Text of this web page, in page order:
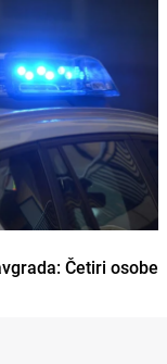
Četiri osobe